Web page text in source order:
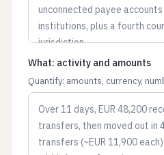
What: activity and amounts
Quantify: amounts, currency,